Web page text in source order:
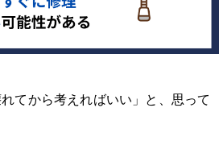
てから考えればいい」と、思って